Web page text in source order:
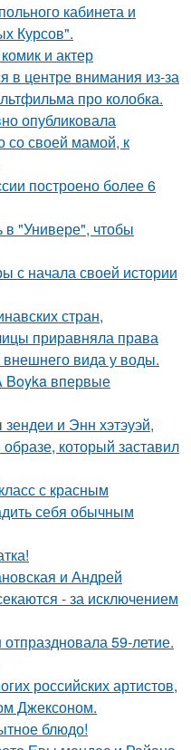
кабинета и
Курсов".
и актер
в центре внимания из-за
про колобка.
опубликовала
со своей мамой, к
построено более 6
в "Универе", чтобы
с начала своей истории
стран,
приравняла права
вида у воды.
Boyka впервые
и Энн хэтэуэй,
который заставил
с красным
себя обычным
и Андрей
- за исключением
59-летие.
российских артистов,
Джексоном.
блюдо!